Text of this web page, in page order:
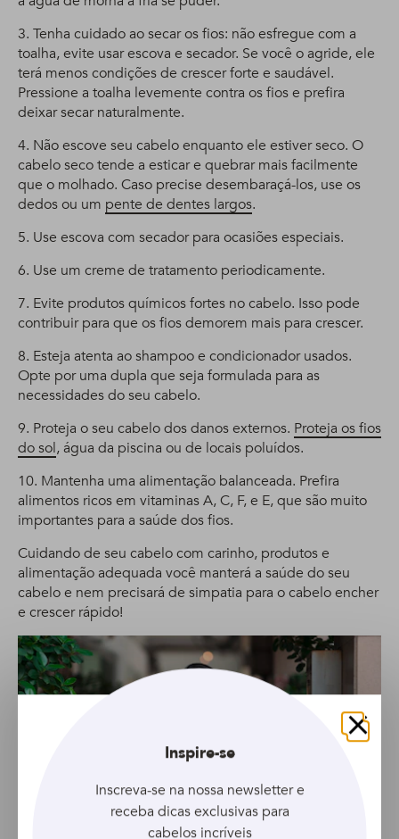
3. Tenha cuidado ao secar os fios: não esfregue com a
toalha, evite usar escova e secador. Se você o agride, ele
terá menos condições de crescer forte e saudável.
Pressione a toalha levemente contra os fios e prefira
deixar secar naturalmente.
4. Não escove seu cabelo enquanto ele estiver seco. O
cabelo seco tende a esticar e quebrar mais facilmente
que o molhado. Caso precise desembaraçá-los, use os
dedos ou um pente de dentes largos.
5. Use escova com secador para ocasiões especiais.
6. Use um creme de tratamento periodicamente.
7. Evite produtos químicos fortes no cabelo. Isso pode
contribuir para que os fios demorem mais para crescer.
8. Esteja atenta ao shampoo e condicionador usados.
Opte por uma dupla que seja formulada para as
necessidades do seu cabelo.
9. Proteja o seu cabelo dos danos externos. Proteja os fios
do sol, água da piscina ou de locais poluídos.
10. Mantenha uma alimentação balanceada. Prefira
alimentos ricos em vitaminas A, C, F, e E, que são muito
importantes para a saúde dos fios.
Cuidando de seu cabelo com carinho, produtos e
alimentação adequada você manterá a saúde do seu
cabelo e nem precisará de simpatia para o cabelo encher
e crescer rápido!
Fechar
Inspire-se
Inscreva-se na nossa newsletter e
receba dicas exclusivas para
cabelos incríveis